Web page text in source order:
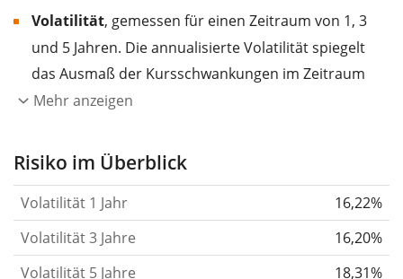
Volatilität, gemessen für einen Zeitraum von 1, 3
und 5 Jahren. Die annualisierte Volatilität spiegelt
das Ausmaß der Kursschwankungen im Zeitraum
eines Jahres wider.
Aktie, des ETF, usw.) in der Vergangenheit
gelten im Allgemeinen als risikoreicher. Wir
berechnen die Volatilität auf Basis der Daten der
letzten 1, 3 und 5 Jahre, damit du sehen kannst, ob
Mehr anzeigen
Risiko im Überblick
Volatilität 1 Jahr
16,22%
Volatilität 3 Jahre
16,20%
Volatilität 5 Jahre
18,31%